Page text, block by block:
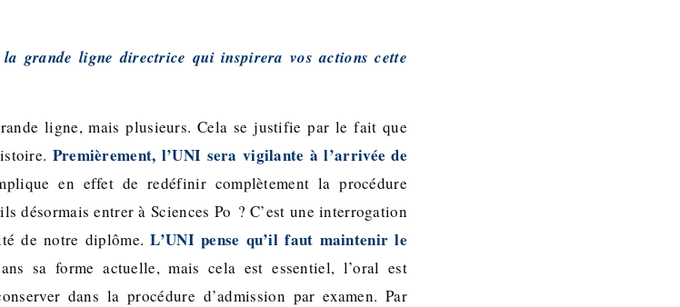
grande ligne directrice qui inspirera vos actions cette
ligne, mais plusieurs. Cela se justifie par le fait que
Premièrement, l’UNI sera vigilante à l’arrivée de
en effet de redéfinir complètement la procédure
désormais entrer à Sciences Po ? C’est une interrogation
de notre diplôme.L’UNI pense qu’il faut maintenir le
sa forme actuelle, mais cela est essentiel, l’oral est
dans la procédure d’admission par examen. Par